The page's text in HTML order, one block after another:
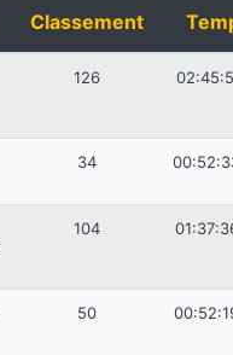
Classement
126
34
104
50